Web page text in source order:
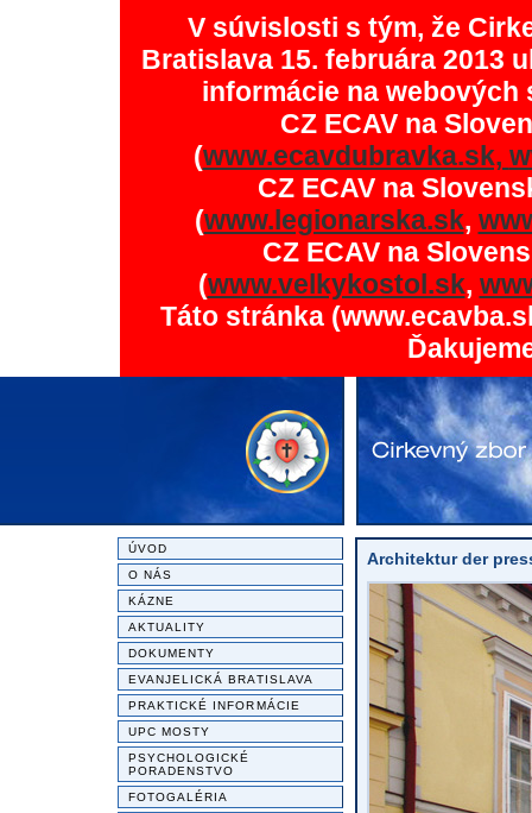
V súvislosti s tým, že
Bratislava 15. februára 2013
informácie na
CZ ECAV na
(www.ecavdubravka.sk,
CZ ECAV na
(www.legionarska.sk,
CZ ECAV na
(www.velkykostol.sk,
Táto stránka
ÚVOD
O NÁS
KÁZNE
AKTUALITY
DOKUMENTY
EVANJELICKÁ BRATISLAVA
PRAKTICKÉ INFORMÁCIE
UPC MOSTY
PSYCHOLOGICKÉ
PORADENSTVO
FOTOGALÉRIA
Architektur der